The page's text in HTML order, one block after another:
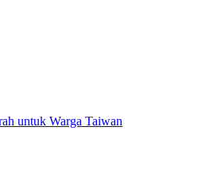
untuk Warga Taiwan